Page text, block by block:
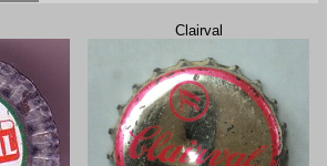
Clairval